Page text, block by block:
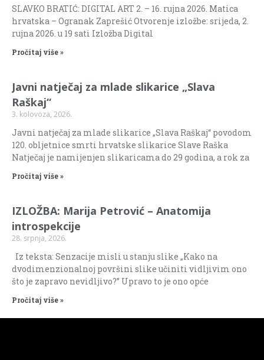
SLAVKO BRATIĆ: DIGITAL ART 2. – 16. rujna 2026. Matica
hrvatska – Ogranak Zaprešić Otvorenje izložbe: srijeda, 2.
rujna 2026. u 19 sati Izložba Digital
Pročitaj više »
Javni natječaj za mlade slikarice „Slava
Raškaj“
3. kolovoza, 2026.
Javni natječaj za mlade slikarice „Slava Raškaj“ povodom
120. obljetnice smrti hrvatske slikarice Slave Raška
Natječaj je namijenjen slikaricama do 29 godina, a rok za
Pročitaj više »
IZLOŽBA: Marija Petrović – Anatomija
introspekcije
28. srpnja, 2026.
Iz teksta: Senzacije misli u stanju slike „Kako na
dvodimenzionalnoj površini slike učiniti vidljivim ono
što je zapravo nevidljivo?” Upravo to je ono opće
Pročitaj više »